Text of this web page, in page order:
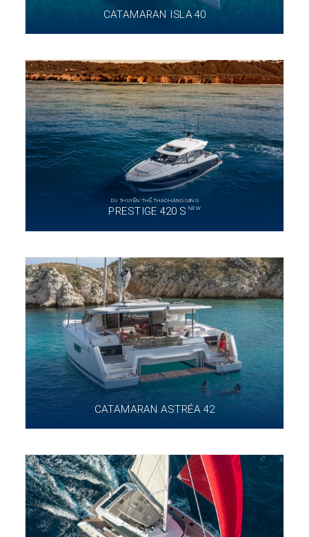
CATAMARAN ISLA 40
DU THUYỀN THỂ THAO HẠNG SANG
PRESTIGE 420 SNEW
CATAMARAN ASTRÉA 42